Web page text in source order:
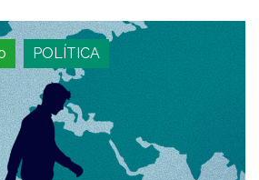
POLÍTICA